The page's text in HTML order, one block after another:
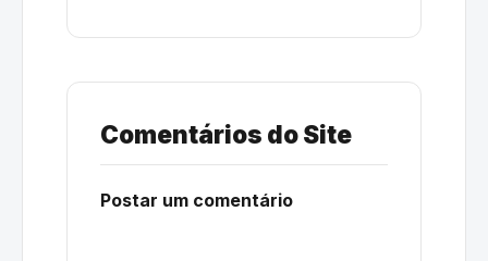
Comentários do Site
Postar um comentário